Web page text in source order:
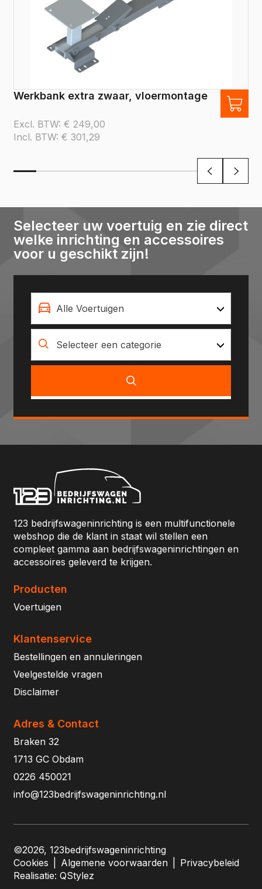
Werkbank extra zwaar, vloermontage
Excl. BTW: € 249,00
Incl. BTW: € 301,29
Selecteer uw voertuig en zie direct
welke inrichting en accessoires
voor u geschikt zijn!
Alle Voertuigen
Selecteer een categorie
123 bedrijfswageninrichting is een multifunctionele
webshop die de klant in staat wil stellen een
compleet gamma aan bedrijfswageninrichtingen en
accessoires geleverd te krijgen.
Producten
Voertuigen
Klantenservice
Bestellingen en annuleringen
Veelgestelde vragen
Disclaimer
Adres & Contact
Braken 32
1713 GC Obdam
0226 450021
info@123bedrijfswageninrichting.nl
©2026, 123bedrijfswageninrichting
Cookies
Algemene voorwaarden
Privacybeleid
Realisatie: QStylez